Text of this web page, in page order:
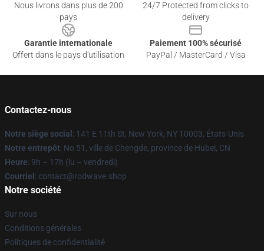
Nous livrons dans plus de 200
pays
24/7 Protected from clicks to
delivery
Garantie internationale
Offert dans le pays d'utilisation
Paiement 100% sécurisé
PayPal / MasterCard / Visa
Contactez-nous
Notre siège social : 141 E 11th St, New York, NY 10003, États-Unis
Notre entrepôt: No 51, ville de Chengde, province de Hubei, CN
Heure: 9h – 17h (lu – vendredi)
Courriel : contact@rodwave.shop
Notre société
Sur nous
Conditions générales
Politiques de confidentialité